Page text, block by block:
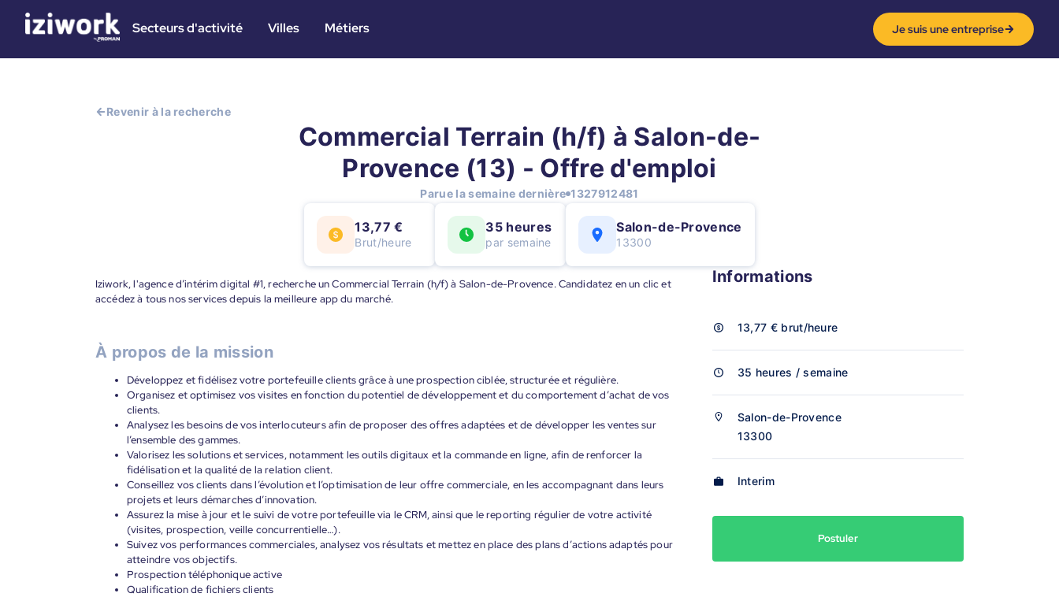
Secteurs d'activité Villes Métiers Je suis une entreprise
Revenir à la recherche
Commercial Terrain (h/f) à Salon-de-
Provence (13) - Offre d'emploi
Parue la semaine dernière 1327912481
13,77 €
Brut/heure
35 heures
par semaine
Salon-de-Provence
13300
Iziwork, l'agence d’intérim digital #1, recherche un Commercial Terrain (h/f) à Salon-de-Provence. Candidatez en un clic et
accédez à tous nos services depuis la meilleure app du marché.
À propos de la mission
Développez et fidélisez votre portefeuille clients grâce à une prospection ciblée, structurée et régulière.
Organisez et optimisez vos visites en fonction du potentiel de développement et du comportement d’achat de vos
clients.
Analysez les besoins de vos interlocuteurs afin de proposer des offres adaptées et de développer les ventes sur
l’ensemble des gammes.
Valorisez les solutions et services, notamment les outils digitaux et la commande en ligne, afin de renforcer la
fidélisation et la qualité de la relation client.
Conseillez vos clients dans l’évolution et l’optimisation de leur offre commerciale, en les accompagnant dans leurs
projets et leurs démarches d’innovation.
Assurez la mise à jour et le suivi de votre portefeuille via le CRM, ainsi que le reporting régulier de votre activité
(visites, prospection, veille concurrentielle…).
Suivez vos performances commerciales, analysez vos résultats et mettez en place des plans d’actions adaptés pour
atteindre vos objectifs.
Prospection téléphonique active
Qualification de fichiers clients
Informations
13,77 € brut/heure
35 heures / semaine
Salon-de-Provence
13300
Interim
Postuler